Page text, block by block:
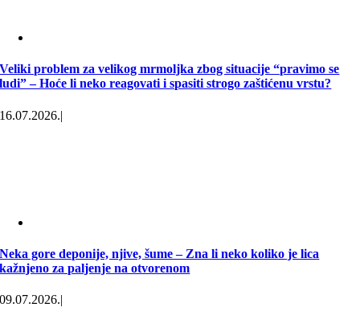
Veliki problem za velikog mrmoljka zbog situacije “pravimo se
ludi” – Hoće li neko reagovati i spasiti strogo zaštićenu vrstu?
16.07.2026.|
Neka gore deponije, njive, šume – Zna li neko koliko je lica
kažnjeno za paljenje na otvorenom
09.07.2026.|